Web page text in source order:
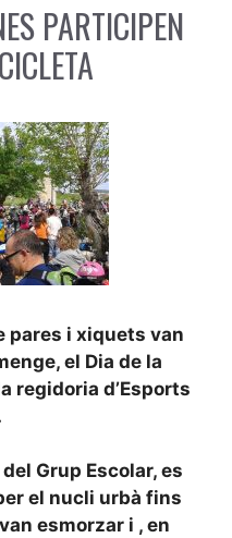
PARTICIPEN
pares i xiquets van
el Dia de la
regidoria d’Esports
Grup Escolar, es
el nucli urbà fins
esmorzar i , en